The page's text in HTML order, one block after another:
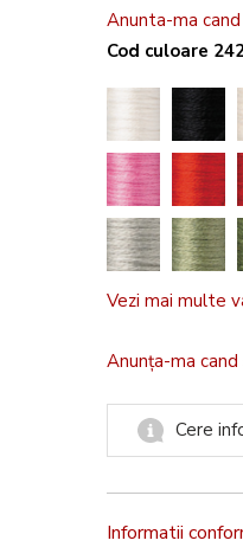
Anunta-ma
Cod culoare
Vezi mai multe
Anunța-ma
Cere
Informatii